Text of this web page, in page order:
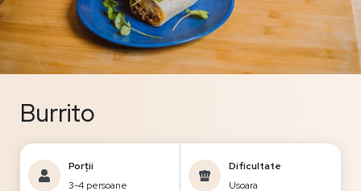
Burrito
Porții
3-4 persoane
Dificultate
Usoara